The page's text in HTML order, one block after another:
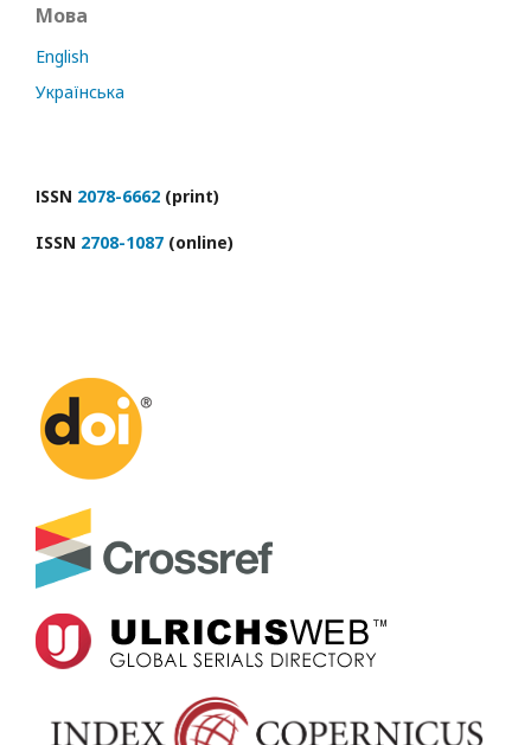
Мова
English
Українська
ІSSN 2078-6662 (print)
ISSN 2708-1087 (online)